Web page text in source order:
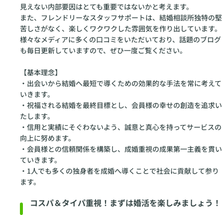
見えない内部要因はとても重要ではないかと考えます。
また、フレンドリーなスタッフサポートは、結婚相談所独特の堅
苦しさがなく、楽しくワクワクした雰囲気を作り出しています。
様々なメディアに多くの口コミをいただいており、話題のブログ
も毎日更新していますので、ぜひ一度ご覧ください。
【基本理念】
・出会いから結婚へ最短で導くための効果的な手法を常に考えて
いきます。
・祝福される結婚を最終目標とし、会員様の幸せの創造を追求い
たします。
・信用と実績にそぐわないよう、誠意と真心を持ってサービスの
向上に努めます。
・会員様との信頼関係を構築し、成婚重視の成果第一主義を貫い
ていきます。
・1人でも多くの独身者を成婚へ導くことで社会に貢献して参り
ます。
コスパ＆タイパ重視！まずは婚活を楽しみましょう！